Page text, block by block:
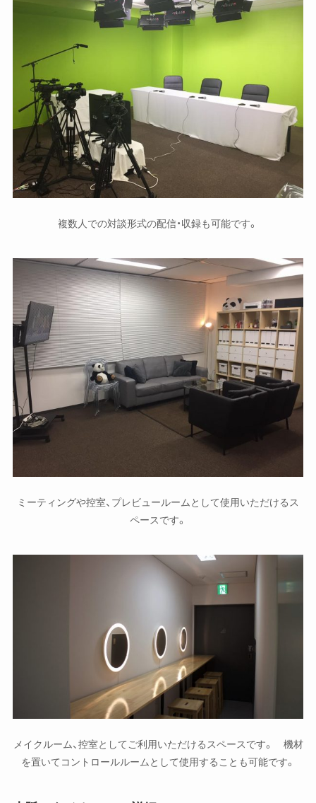
複数人での対談形式の配信・収録も可能です。
ミーティングや控室、プレビュールームとして使用いただけるス
ペースです。
メイクルーム、控室としてご利用いただけるスペースです。 機材
を置いてコントロールルームとして使用することも可能です。